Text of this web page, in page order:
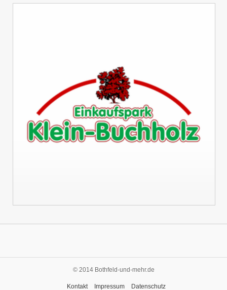
© 2014 Bothfeld-und-mehr.de
Kontakt Impressum Datenschutz